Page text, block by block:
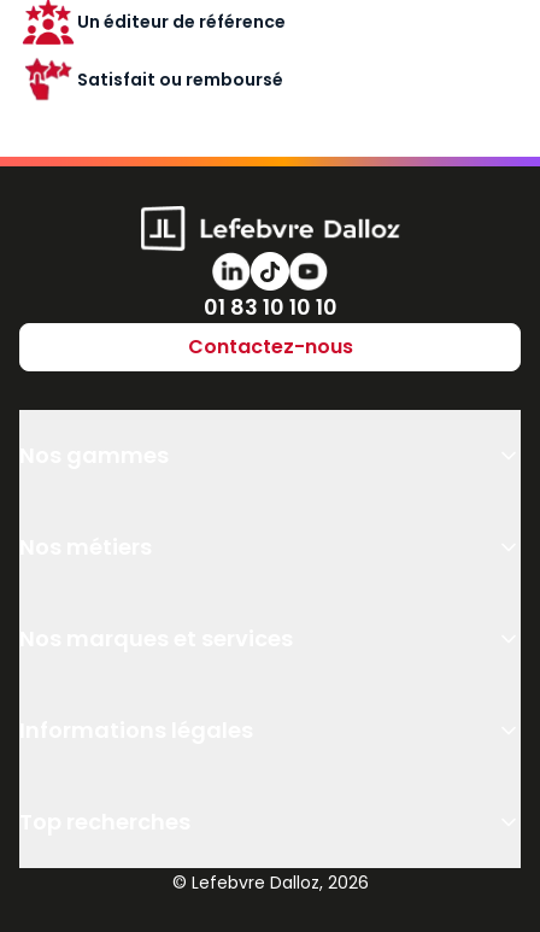
Un éditeur de référence
Satisfait ou remboursé
Numéro de téléphone
01 83 10 10 10
Contactez-nous
© Lefebvre Dalloz, 2026